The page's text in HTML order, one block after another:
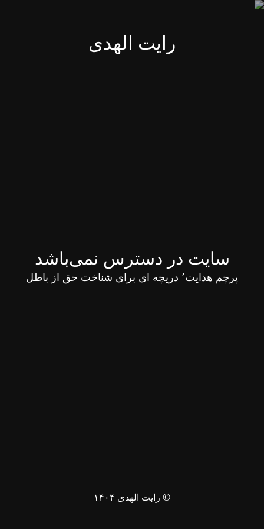
رایت الهدی
سایت در دسترس نمی‌باشد
پرچم هدایت٬ دریچه ای برای شناخت حق از باطل
© رایت الهدی ۱۴۰۴